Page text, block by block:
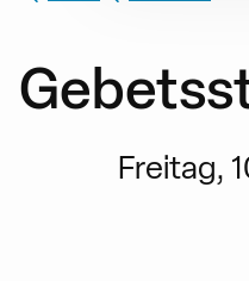
Freitag,